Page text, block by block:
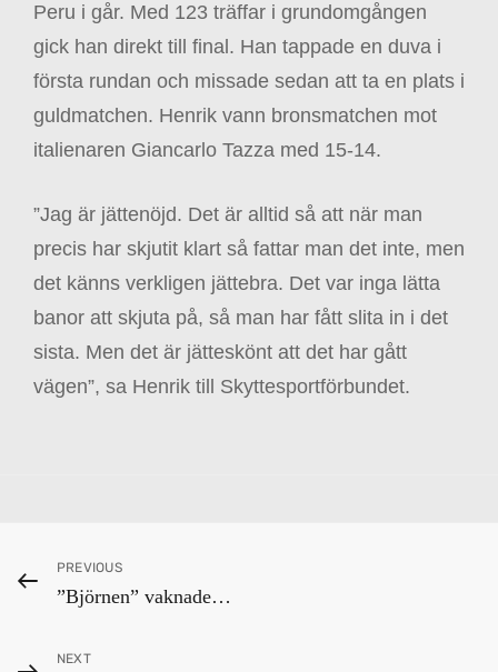
Peru i går. Med 123 träffar i grundomgången
gick han direkt till final. Han tappade en duva i
första rundan och missade sedan att ta en plats i
guldmatchen. Henrik vann bronsmatchen mot
italienaren Giancarlo Tazza med 15-14.
”Jag är jättenöjd. Det är alltid så att när man
precis har skjutit klart så fattar man det inte, men
det känns verkligen jättebra. Det var inga lätta
banor att skjuta på, så man har fått slita in i det
sista. Men det är jätteskönt att det har gått
vägen”, sa Henrik till Skyttesportförbundet.
J
n
Inläggsnavigering
Previous
Post
PREVIOUS
”Björnen” vaknade…
Next
NEXT